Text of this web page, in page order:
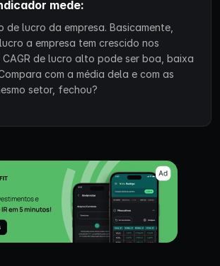
mede:
de lucro da empresa. Basicamente,
a empresa tem crescido nos
CAGR de lucro alto pode ser boa, baixa
com a média dela e com as
setor, fechou?